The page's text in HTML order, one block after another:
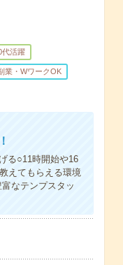
代活躍
業・WワークOK
る○11時開始や16
えてもらえる環境
なテンプスタッ